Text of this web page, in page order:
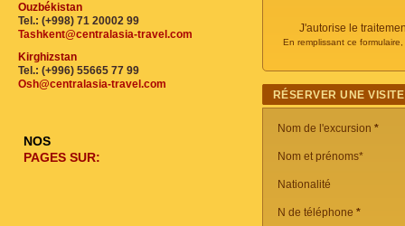
J'autorise le
En remplissant ce
RÉSERVER UNE
Nom de l'excursion *
Nom et prénoms*
Nationalité
N de téléphone *
Ouzbékistan
Tel.: (+998) 71 20002 99
Tashkent@centralasia-travel.com
Kirghizstan
Tel.: (+996) 55665 77 99
Osh@centralasia-travel.com
NOS
PAGES SUR: